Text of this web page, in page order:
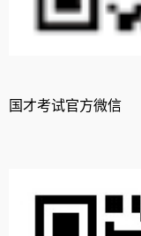
国才考试官方微信